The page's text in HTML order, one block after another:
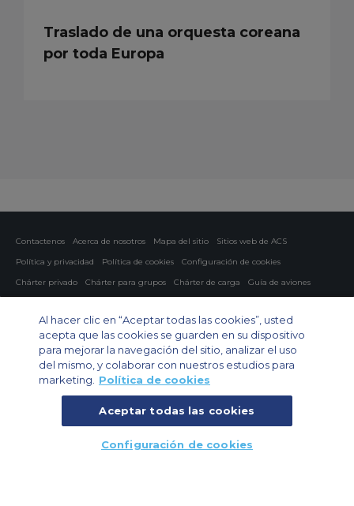
Traslado de una orquesta coreana
por toda Europa
Contactenos Acerca de nosotros Mapa del sitio
Sitios web de ACS
Política y privacidad
Política de cookies
Configuración de cookies
Chárter privado
Chárter para grupos Chárter de carga Guía de aviones
Private Charter App
© 2026 Air Charter Service | España - Servicios de Charter Aereo S.L |
Edificio Iberia Mart I, Calle Pedro Teixeira 8, 10 planta, 28020 Madrid |
Al hacer clic en “Aceptar todas las cookies”, usted
acepta que las cookies se guarden en su dispositivo
para mejorar la navegación del sitio, analizar el uso
del mismo, y colaborar con nuestros estudios para
marketing.
Política de cookies
Aceptar todas las cookies
Configuración de cookies